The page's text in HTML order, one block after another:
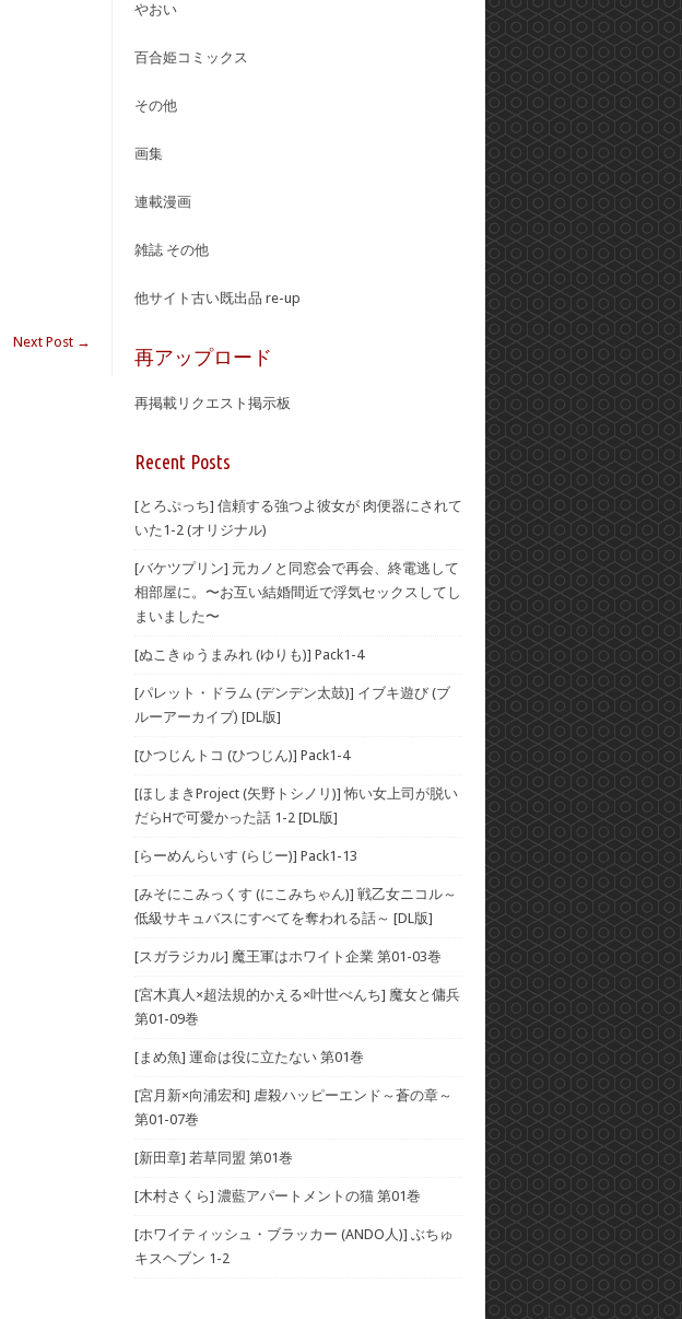
Next Post →
やおい
百合姫コミックス
その他
画集
連載漫画
雑誌 その他
他サイト古い既出品 re-up
再アップロード
再掲載リクエスト掲示板
Recent Posts
[とろぷっち] 信頼する強つよ彼女が 肉便器にされて
いた1-2 (オリジナル)
[バケツプリン] 元カノと同窓会で再会、終電逃して
相部屋に。〜お互い結婚間近で浮気セックスしてし
まいました〜
[ぬこきゅうまみれ (ゆりも)] Pack1-4
[パレット・ドラム (デンデン太鼓)] イブキ遊び (ブ
ルーアーカイブ) [DL版]
[ひつじんトコ (ひつじん)] Pack1-4
[ほしまきProject (矢野トシノリ)] 怖い女上司が脱い
だらHで可愛かった話 1-2 [DL版]
[らーめんらいす (らじー)] Pack1-13
[みそにこみっくす (にこみちゃん)] 戦乙女ニコル～
低級サキュバスにすべてを奪われる話～ [DL版]
[スガラジカル] 魔王軍はホワイト企業 第01-03巻
[宮木真人×超法規的かえる×叶世べんち] 魔女と傭兵
第01-09巻
[まめ魚] 運命は役に立たない 第01巻
[宮月新×向浦宏和] 虐殺ハッピーエンド～蒼の章～
第01-07巻
[新田章] 若草同盟 第01巻
[木村さくら] 濃藍アパートメントの猫 第01巻
[ホワイティッシュ・ブラッカー (ANDO人)] ぶちゅ
キスヘブン 1-2